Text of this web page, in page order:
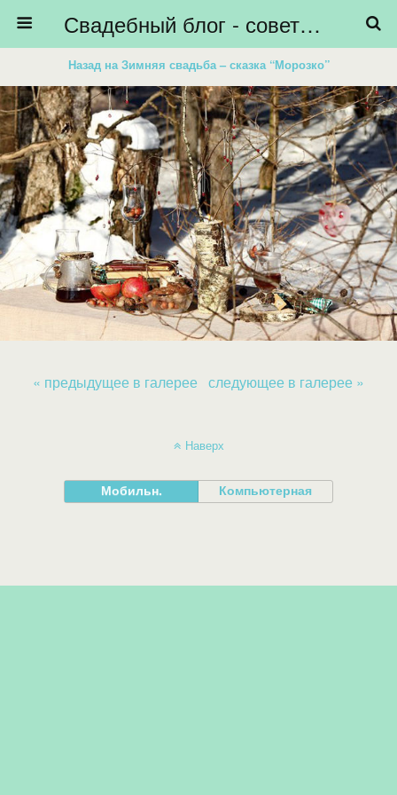
Свадебный блог - советы невестам, подготовка к свадьбе - HiBride
Назад на Зимняя свадьба – сказка “Морозко”
« предыдущее в галерее следующее в галерее »
Наверх
Мобильн. Компьютерная